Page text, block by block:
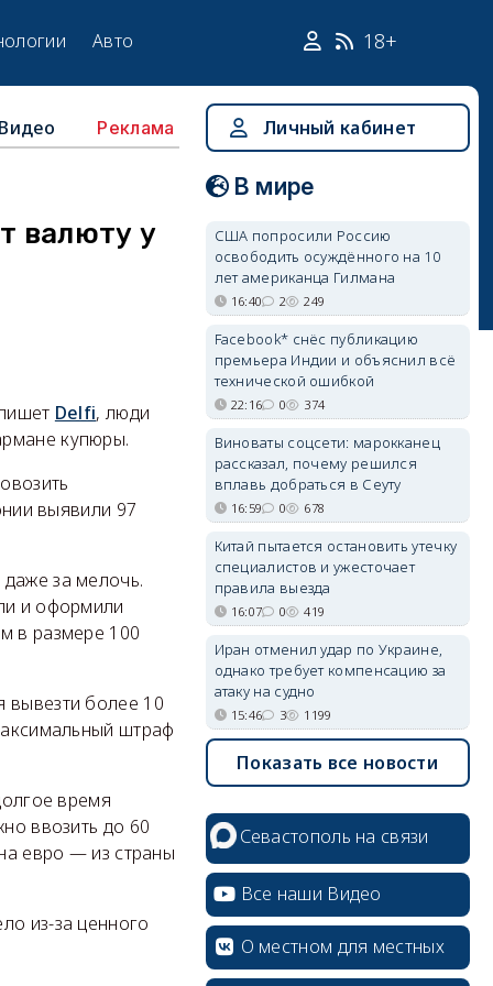
Авто 18+
Видео Реклама
валюту у
Delfi, люди
купюры.
выявили 97
за мелочь.
и оформили
в размере 100
вывезти более 10
штраф
время
ввозить до 60
евро — из страны
из-за ценного
Личный кабинет
В мире
США попросили Россию
освободить осуждённого на 10
лет американца Гилмана
16:40 2 249
Facebook* снёс публикацию
премьера Индии и объяснил всё
технической ошибкой
22:16 0 374
Виноваты соцсети: марокканец
рассказал, почему решился
вплавь добраться в Сеуту
16:59 0 678
Китай пытается остановить утечку
специалистов и ужесточает
правила выезда
16:07 0 419
Иран отменил удар по Украине,
однако требует компенсацию за
атаку на судно
15:46 3 1199
Показать все новости
Севастополь на связи
Все наши Видео
О местном для местных